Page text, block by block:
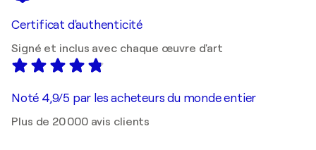
Certificat d'authenticité
Signé et inclus avec chaque œuvre d'art
Noté 4,9/5 par les acheteurs du monde entier
Plus de 20 000 avis clients